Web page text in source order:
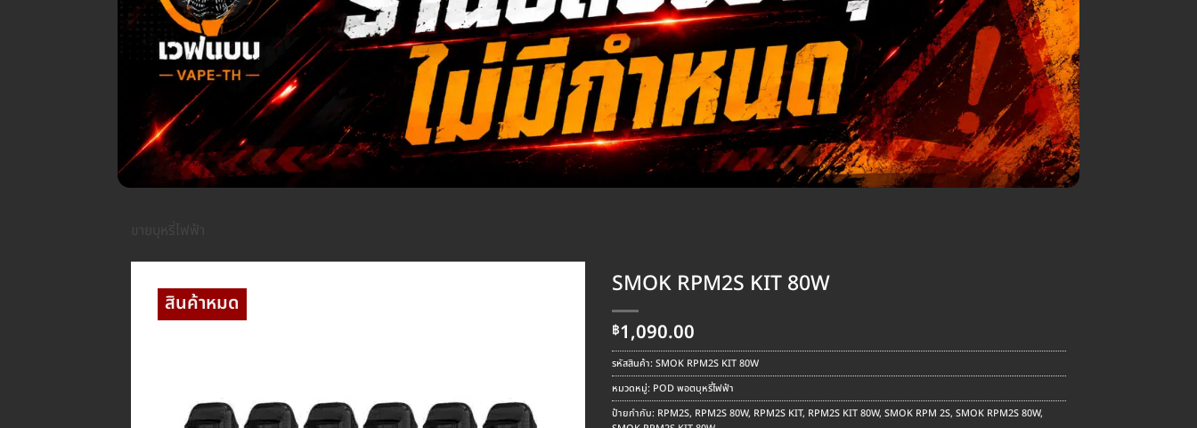
SMOK RPM2S KIT 80W
฿1,090.00
รหัสสินค้า:SMOK RPM2S KIT 80W
หมวดหมู่: POD พอตบุหรี่ไฟฟ้า
ป้ายกำกับ: RPM2S, RPM2S 80W, RPM2S KIT, RPM2S KIT 80W, SMOK RPM 2S, SMOK RPM2S 80W,